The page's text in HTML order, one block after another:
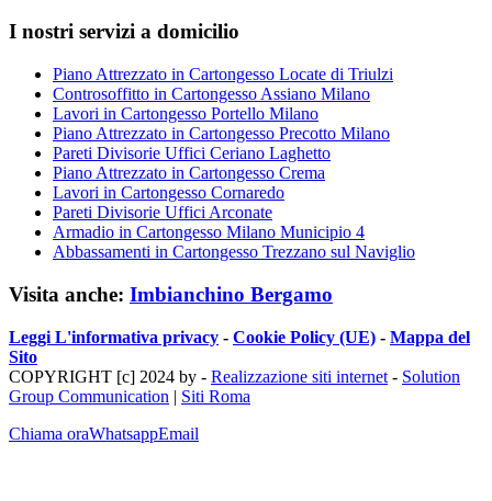
I nostri servizi a domicilio
Piano Attrezzato in Cartongesso Locate di Triulzi
Controsoffitto in Cartongesso Assiano Milano
Lavori in Cartongesso Portello Milano
Piano Attrezzato in Cartongesso Precotto Milano
Pareti Divisorie Uffici Ceriano Laghetto
Piano Attrezzato in Cartongesso Crema
Lavori in Cartongesso Cornaredo
Pareti Divisorie Uffici Arconate
Armadio in Cartongesso Milano Municipio 4
Abbassamenti in Cartongesso Trezzano sul Naviglio
Visita anche: Imbianchino Bergamo
Leggi L'informativa privacy - Cookie Policy (UE) - Mappa del
Sito
COPYRIGHT [c] 2024 by - Realizzazione siti internet - Solution
Group Communication | Siti Roma
Chiama oraWhatsappEmail